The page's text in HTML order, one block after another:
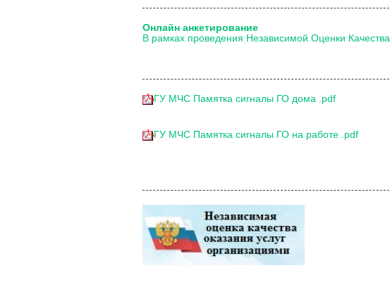
Онлайн анкетирование
В рамках проведения Независимой Оценки Качества
ГУ МЧС Памятка сигналы ГО дома .pdf
ГУ МЧС Памятка сигналы ГО на работе .pdf